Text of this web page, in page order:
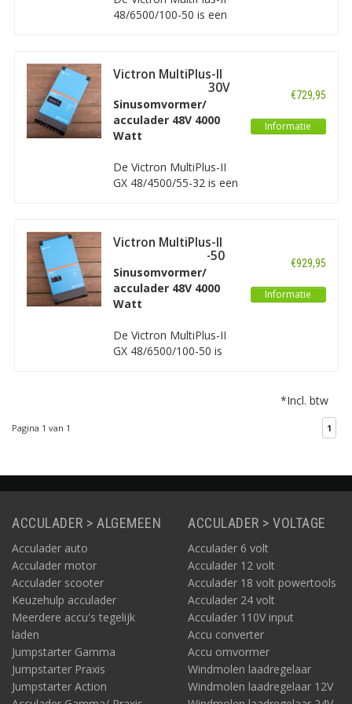
systemen.
48/6500/100-50 is een
uitgangen en een
acculader. De MultiPlus-
II 48/6500/100-50 is
speciaal ontwikkeld voor
systemen.
Victron MultiPlus-II
48/4500/55-32 230V
GX
Sinusomvormer/
acculader 48V 4000
Watt
De Victron MultiPlus-II
GX 48/4500/55-32 is een
uitgangen, een
acculader en een GX
apparaat.
€729,95
Informatie
Victron MultiPlus-II
GX 48/6500/100-50
230V
Sinusomvormer/
acculader 48V 4000
Watt
De Victron MultiPlus-II
GX 48/6500/100-50 is
speciaal ontwikkeld voor
ESS energieopslag
€929,95
Informatie
*Incl. btw
Pagina 1 van 1 1
ACCULADER > ALGEMEEN
Acculader auto
Acculader motor
Acculader scooter
Keuzehulp acculader
Meerdere accu's tegelijk
laden
Jumpstarter Gamma
Jumpstarter Praxis
Jumpstarter Action
ACCULADER > VOLTAGE
Acculader 6 volt
Acculader 12 volt
Acculader 18 volt powertools
Acculader 24 volt
Acculader 110V input
Accu converter
Accu omvormer
Windmolen laadregelaar
Windmolen laadregelaar 12V